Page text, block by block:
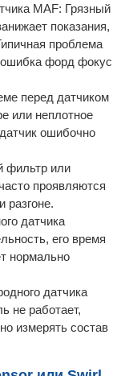
MAF: Грязный
показания,
проблема
форд фокус
перед датчиком
или неплотное
ошибочно
фильтр или
проявляются
разгоне.
датчика
его время
нормально
датчика
не работает,
измерять состав